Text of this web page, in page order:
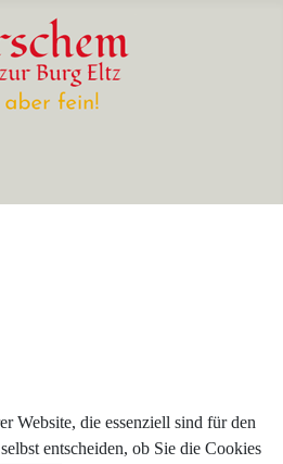
Website, die essenziell sind für den
entscheiden, ob Sie die Cookies